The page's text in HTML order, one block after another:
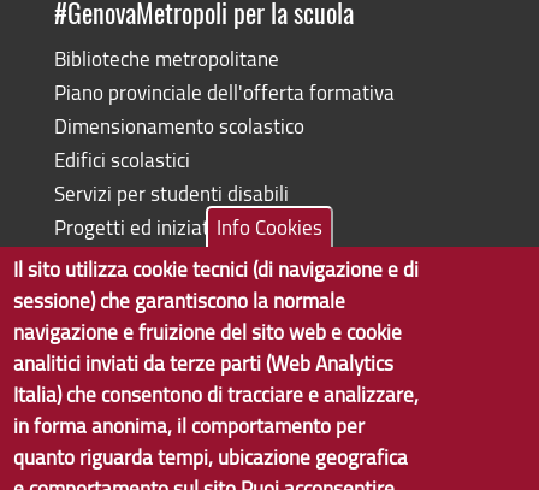
#GenovaMetropoli per la scuola
Biblioteche metropolitane
Piano provinciale dell'offerta formativa
Dimensionamento scolastico
Edifici scolastici
Servizi per studenti disabili
Progetti ed iniziative
Copyright © 2017 Città metropolitana di Genova | CF:
80007350103
Tecnologie e Accessibilità
Info Cookies
Il sito utilizza cookie tecnici (di navigazione e di
sessione) che garantiscono la normale
navigazione e fruizione del sito web e cookie
analitici inviati da terze parti (Web Analytics
Italia) che consentono di tracciare e analizzare,
in forma anonima, il comportamento per
quanto riguarda tempi, ubicazione geografica